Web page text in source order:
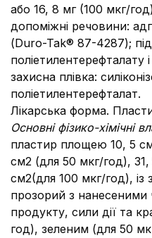
або 16, 8 мг (100 мкг/
допоміжні речовини:
(Duro-Tak® 87-4287);
поліетилентерефталату
захисна плівка:
поліетилентерефталат.
Лікарська форма.
Основні фізико-хімічні
пластир площею 10, 5
см2 (для 50 мкг/год),
см2(для 100 мкг/год), із
прозорий з нанесеними
продукту, сили дії та
год), зеленим (для 50